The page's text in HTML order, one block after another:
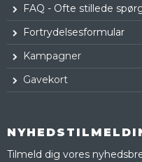
FAQ - Ofte stillede
Fortrydelsesformular
Kampagner
Gavekort
Tilmeld dig vores